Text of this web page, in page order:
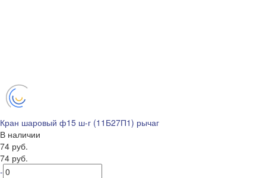
Кран шаровый ф15 ш-г (11Б27П1) рычаг
В наличии
74 руб.
74 руб.
-